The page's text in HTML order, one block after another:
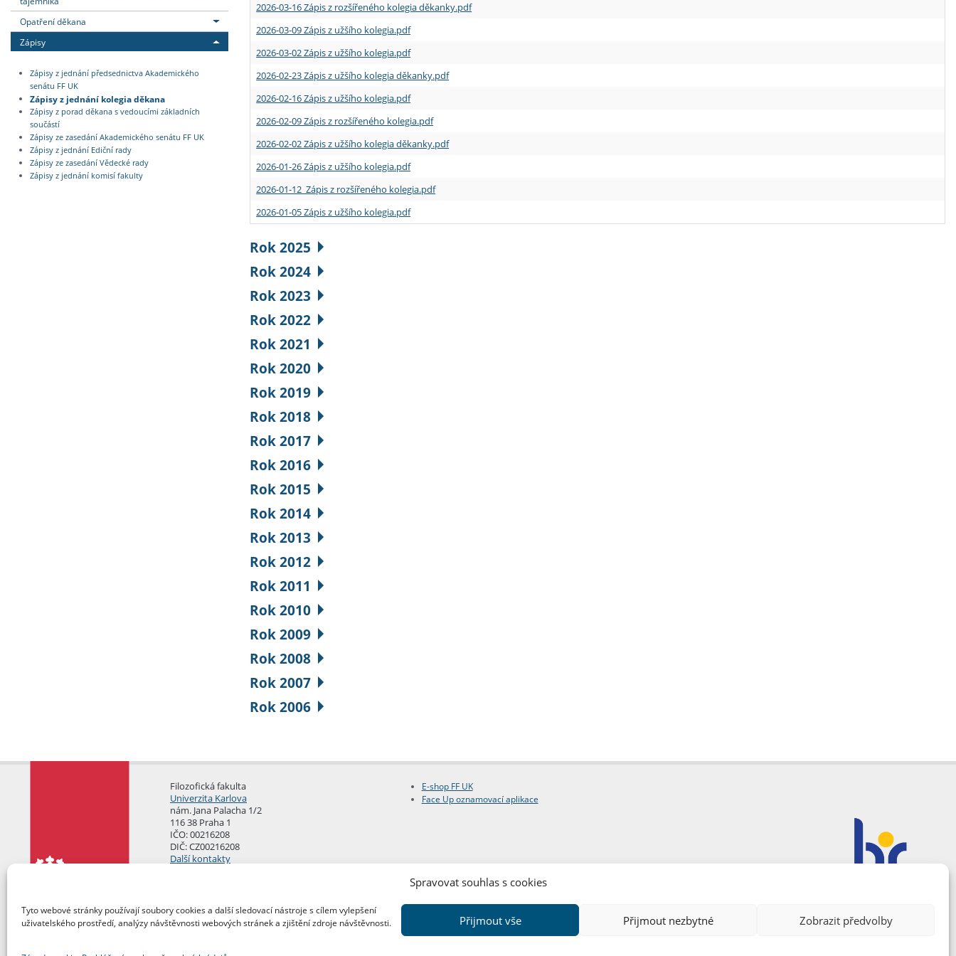
Spravovat souhlas s cookies
Tyto webové stránky používají soubory cookies a další sledovací nástroje s cílem vylepšení
uživatelského prostředí, analýzy návštěvnosti webových stránek a zjištění zdroje návštěvnosti.
Přijmout vše Přijmout nezbytné Zobrazit předvolby
Opatření děkana
Zápisy
Zápisy z jednání předsednictva Akademického
senátu FF UK
Zápisy z jednání kolegia děkana
Zápisy z porad děkana s vedoucími základních
součástí
Zápisy ze zasedání Akademického senátu FF UK
Zápisy z jednání Ediční rady
Zápisy ze zasedání Vědecké rady
Zápisy z jednání komisí fakulty
2026-03-16 Zápis z rozšířeného kolegia děkanky.pdf
2026-03-09 Zápis z užšího kolegia.pdf
2026-03-02 Zápis z užšího kolegia.pdf
2026-02-23 Zápis z užšího kolegia děkanky.pdf
2026-02-16 Zápis z užšího kolegia.pdf
2026-02-09 Zápis z rozšířeného kolegia.pdf
2026-02-02 Zápis z užšího kolegia děkanky.pdf
2026-01-26 Zápis z užšího kolegia.pdf
2026-01-12 Zápis z rozšířeného kolegia.pdf
2026-01-05 Zápis z užšího kolegia.pdf
Rok 2025
Rok 2024
Rok 2023
Rok 2022
Rok 2021
Rok 2020
Rok 2019
Rok 2018
Rok 2017
Rok 2016
Rok 2015
Rok 2014
Rok 2013
Rok 2012
Rok 2011
Rok 2010
Rok 2009
Rok 2008
Rok 2007
Rok 2006
Filozofická fakulta
Univerzita Karlova
nám. Jana Palacha 1/2
116 38 Praha 1
IČO: 00216208
DIČ: CZ00216208
Další kontakty
E-shop FF UK
Face Up oznamovací aplikace